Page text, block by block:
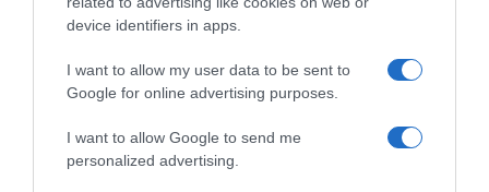
device identifiers in apps.
I want to allow my user data to be sent to
Google for online advertising purposes.
I want to allow Google to send me
personalized advertising.
πηγή στην Google
Ειδήσεις σήμερα